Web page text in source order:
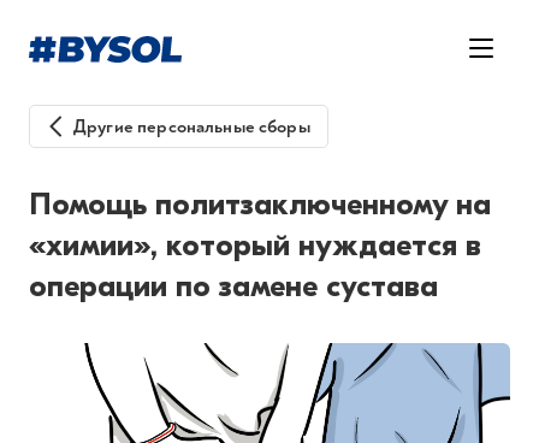
Другие персональные сборы
Помощь политзаключенному на
«химии», который нуждается в
операции по замене сустава